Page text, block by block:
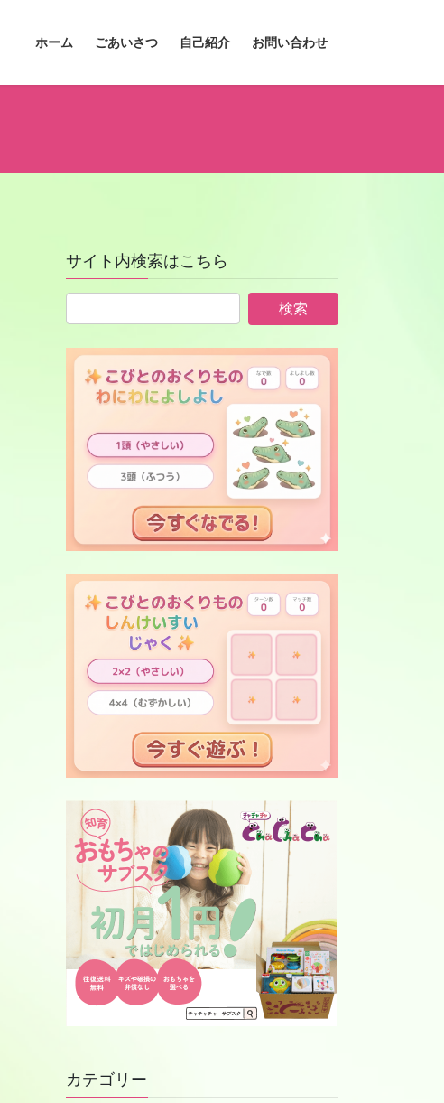
ホーム ごあいさつ 自己紹介 お問い合わせ
サイト内検索はこちら
カテゴリー